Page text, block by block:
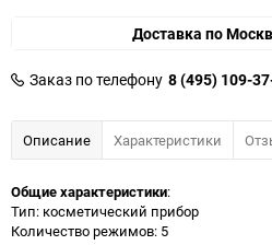
Доставка по
Заказ по телефону 8 (495) 109-
Описание Характеристики
Общие характеристики:
Тип: косметический прибор
Количество режимов: 5